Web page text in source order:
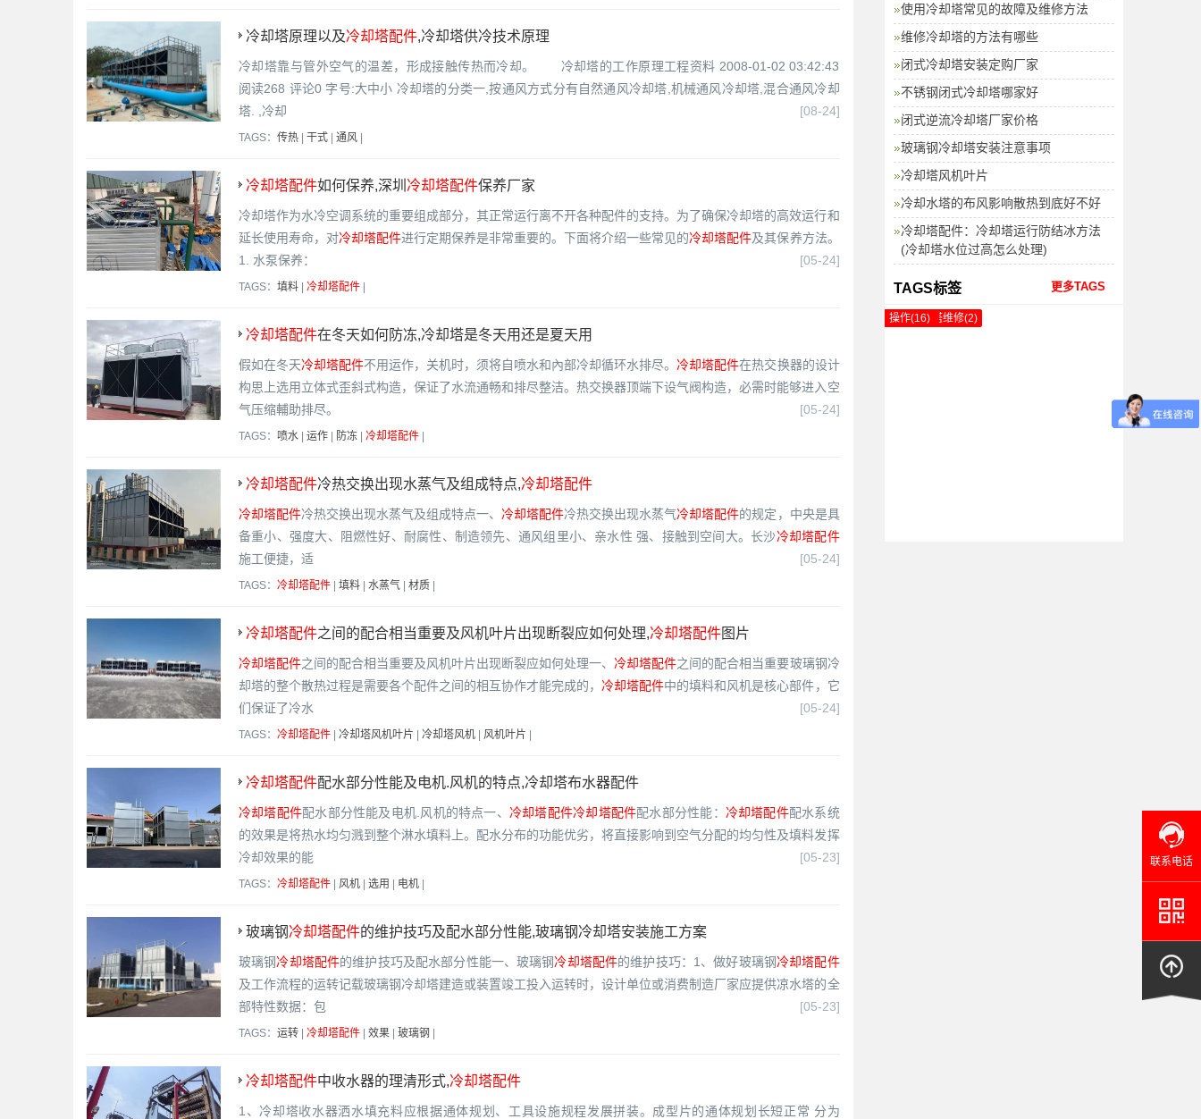
冷却塔原理以及冷却塔配件,冷却塔供冷技术原理
冷却塔靠与管外空气的温差，形成接触传热而冷却。 冷却塔的工作原理工程资料 2008-01-02 03:42:43
阅读268 评论0 字号:大中小 冷却塔的分类一,按通风方式分有自然通风冷却塔,机械通风冷却塔,混合通风冷却
塔. ,冷却
[08-24]
TAGS： 传热 | 干式 | 通风 |
冷却塔配件如何保养,深圳 冷却塔配件保养厂家
冷却塔作为水冷空调系统的重要组成部分，其正常运行离不开各种配件的支持。为了确保冷却塔的高效运行和
延长使用寿命，对冷却塔配件进行定期保养是非常重要的。下面将介绍一些常见的冷却塔配件及其保养方法。
1. 水泵保养：
[05-24]
TAGS： 填料 | 冷却塔配件 |
冷却塔配件在冬天如何防冻,冷却塔是冬天用还是夏天用
假如在冬天冷却塔配件不用运作，关机时，须将自喷水和內部冷却循环水排尽。冷却塔配件在热交换器的设计
构思上选用立体式歪斜式构造，保证了水流通畅和排尽整洁。热交换器顶端下设气阀构造，必需时能够进入空
气压缩輔助排尽。
[05-24]
TAGS： 喷水 | 运作 | 防冻 | 冷却塔配件 |
冷却塔配件冷热交换出现水蒸气及组成特点,冷却塔配件
冷却塔配件冷热交换出现水蒸气及组成特点一、冷却塔配件冷热交换出现水蒸气冷却塔配件的规定，中央是具
备重小、强度大、阻燃性好、耐腐性、制造领先、通风组里小、亲水性 强、接触到空间大。长沙冷却塔配件
施工便捷，适
[05-24]
TAGS： 冷却塔配件 | 填料 | 水蒸气 | 材质 |
冷却塔配件之间的配合相当重要及风机叶片出现断裂应如何处理,冷却塔配件图片
冷却塔配件之间的配合相当重要及风机叶片出现断裂应如何处理一、冷却塔配件之间的配合相当重要玻璃钢冷
却塔的整个散热过程是需要各个配件之间的相互协作才能完成的，冷却塔配件中的填料和风机是核心部件，它
们保证了冷水
[05-24]
TAGS： 冷却塔配件 | 冷却塔风机叶片 | 冷却塔风机 | 风机叶片 |
冷却塔配件配水部分性能及电机.风机的特点,冷却塔布水器配件
冷却塔配件配水部分性能及电机.风机的特点一、 冷却塔配件冷却塔配件配水部分性能： 冷却塔配件配水系统
的效果是将热水均匀溅到整个淋水填料上。配水分布的功能优劣，将直接影响到空气分配的均匀性及填料发挥
冷却效果的能
[05-23]
TAGS： 冷却塔配件 | 风机 | 选用 | 电机 |
玻璃钢 冷却塔配件的维护技巧及配水部分性能,玻璃钢冷却塔安装施工方案
玻璃钢冷却塔配件的维护技巧及配水部分性能一、玻璃钢冷却塔配件的维护技巧：1、做好玻璃钢冷却塔配件
及工作流程的运转记载玻璃钢冷却塔建造或装置竣工投入运转时，设计单位或消费制造厂家应提供凉水塔的全
部特性数据：包
[05-23]
TAGS： 运转 | 冷却塔配件 | 效果 | 玻璃钢 |
冷却塔配件中收水器的理清形式,冷却塔配件
1、冷却塔收水器洒水填充料应根据通体规划、工具设施规程发展拼装。成型片的通体规划长短正常 分为
使用冷却塔常见的故障及维修方法
维修冷却塔的方法有哪些
闭式冷却塔安装定购厂家
不锈钢闭式冷却塔哪家好
闭式逆流冷却塔厂家价格
玻璃钢冷却塔安装注意事项
冷却塔风机叶片
冷却水塔的布风影响散热到底好不好
冷却塔配件：冷却塔运行防结冰方法
(冷却塔水位过高怎么处理)
TAGS标签 更多TAGS
壳体(13)
凉水塔(66)
地方(5)
配件(3)
风管(4)
干净(1)
启动(7)
水蒸气(17)
体系(2)
涂料(5)
楼顶(1)
空气冷却器(3)
排气(13)
气流(9)
低噪音冷却塔(1)
抽风(3)
新菱冷却塔维修(2)
爬梯(1)
无风机冷却塔(1)
水槽(16)
香灰(1)
冷却塔性能(8)
消声(5)
提出了(1)
采用(34)
风量(33)
集水盘(9)
览讯冷却塔维修(2)
就可以(1)
操作(16)
联系电话